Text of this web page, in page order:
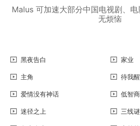
Malus 可加速大部分中国电视剧、
无烦恼
黑夜告白 家业
主角 待我
爱情没有神话 低智
迷径之上 三线